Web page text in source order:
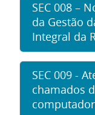
SEC 008 –
da Gestão
Integral da
SEC 009 -
chamados